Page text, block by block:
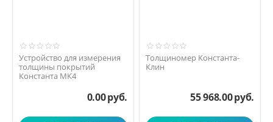
Устройство для измерения
толщины покрытий
Константа МК4
0.00руб.
Толщиномер Константа-
Клин
55 968.00руб.